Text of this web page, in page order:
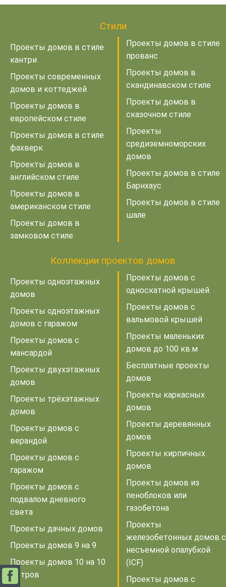
Стили
Проекты домов в стиле
кантри
Проекты современных
домов и коттеджей
Проекты домов в
европейском стиле
Проекты домов в стиле
фахверк
Проекты домов в
английском стиле
Проекты домов в
американском стиле
Проекты домов в
замковом стиле
Проекты домов в стиле
прованс
Проекты домов в
скандинавском стиле
Проекты домов в
сказочном стиле
Проекты
средиземноморских
домов
Проекты домов в стиле
Барнхаус
Проекты домов в стиле
шале
Коллекции проектов домов
Проекты одноэтажных
домов
Проекты одноэтажных
домов с гаражом
Проекты домов с
мансардой
Проекты двухэтажных
домов
Проекты трёхэтажных
домов
Проекты домов с
верандой
Проекты домов с
гаражом
Проекты домов с
подвалом дневного
света
Проекты дачных домов
Проекты домов 9 на 9
Проекты домов 10 на 10
метров
Проекты домов с
односкатной крышей
Проекты домов с
вальмовой крышей
Проекты маленьких
домов до 100 кв.м
Бесплатные проекты
домов
Проекты каркасных
домов
Проекты деревянных
домов
Проекты кирпичных
домов
Проекты домов из
пеноблоков или
газобетона
Проекты
железобетонных домов с
несъемной опалубкой
(ICF)
Проекты домов с